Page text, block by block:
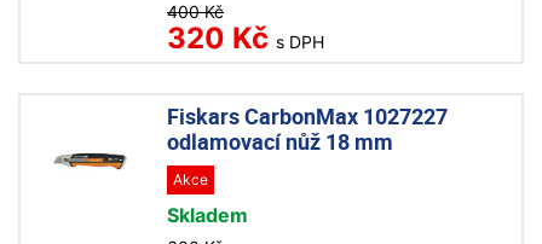
400 Kč
320 Kč s DPH
Fiskars CarbonMax 1027227
odlamovací nůž 18 mm
Akce
Skladem